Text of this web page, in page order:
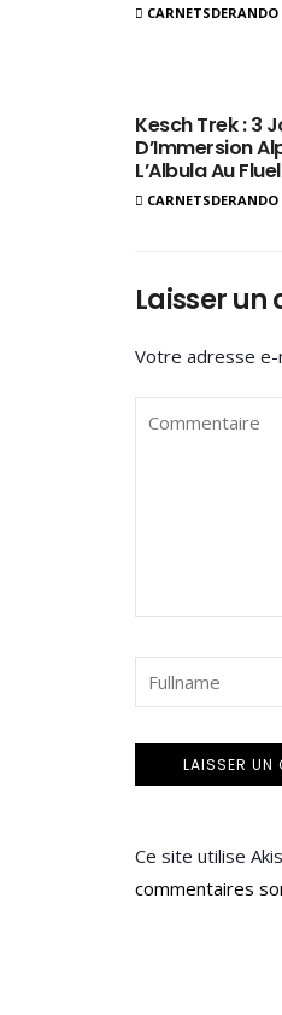
CARNETSDERANDO
Kesch Trek : 3
D’Immersion
L’Albula Au
CARNETSDERANDO
Laisser
Votre adresse e-
Ce site utilise
commentaires